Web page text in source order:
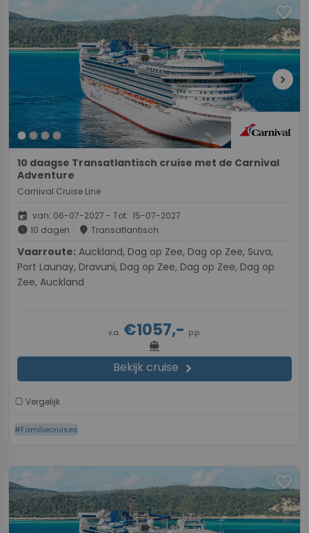
favorite
chevron_right
10 daagse Transatlantisch cruise met de Carnival
Adventure
Carnival Cruise Line
event van: 06-07-2027 - Tot: 15-07-2027
schedule 10 dagen place Transatlantisch
Vaarroute:
Port Launay, Dravuni, Dag op Zee, Dag op Zee, Dag op
Zee, Auckland
v.a. €1057,- p.p.
directions_boat
Bekijk cruise chevron_right
Vergelijk
#Familiecruises
favorite